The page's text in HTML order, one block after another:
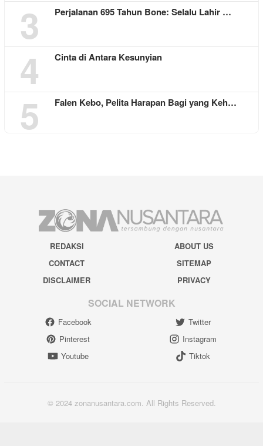
3 Perjalanan 695 Tahun Bone: Selalu Lahir …
4 Cinta di Antara Kesunyian
5 Falen Kebo, Pelita Harapan Bagi yang Keh…
REDAKSI
ABOUT US
CONTACT
SITEMAP
DISCLAIMER
PRIVACY
SOCIAL NETWORK
Facebook
Twitter
Pinterest
Instagram
Youtube
Tiktok
© 2024 zonanusantara.com. All Rights Reserved.